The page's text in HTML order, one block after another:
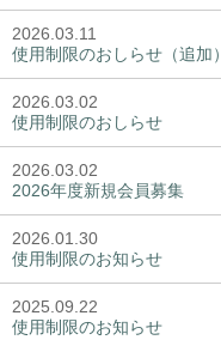
2026.03.11
使用制限のおしらせ（追加）
2026.03.02
使用制限のおしらせ
2026.03.02
2026年度新規会員募集
2026.01.30
使用制限のお知らせ
2025.09.22
使用制限のお知らせ